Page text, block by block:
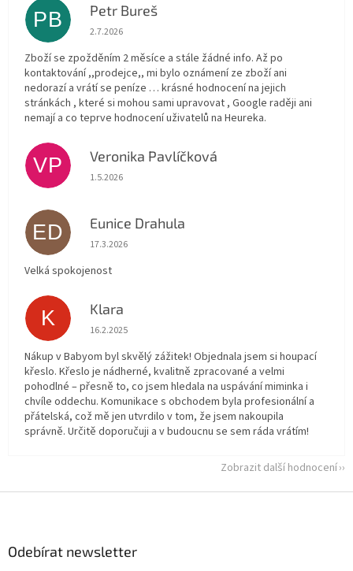
PB Petr Bureš
Hodnocení obchodu je 1 z 5 hvězdiček.
2.7.2026
Zboží se zpožděním 2 měsíce a stále žádné info. Až po
kontaktování ,,prodejce,, mi bylo oznámení ze zboží ani
nedorazí a vrátí se peníze … krásné hodnocení na jejich
stránkách , které si mohou sami upravovat , Google raději ani
nemají a co teprve hodnocení uživatelů na Heureka.
VP Veronika Pavlíčková
Hodnocení obchodu je 5 z 5 hvězdiček.
1.5.2026
ED Eunice Drahula
Hodnocení obchodu je 5 z 5 hvězdiček.
17.3.2026
Velká spokojenost
K Klara
Hodnocení obchodu je 5 z 5 hvězdiček.
16.2.2025
Nákup v Babyom byl skvělý zážitek! Objednala jsem si houpací
křeslo. Křeslo je nádherné, kvalitně zpracované a velmi
pohodlné – přesně to, co jsem hledala na uspávání miminka i
chvíle oddechu. Komunikace s obchodem byla profesionální a
přátelská, což mě jen utvrdilo v tom, že jsem nakoupila
správně. Určitě doporučuji a v budoucnu se sem ráda vrátím!
Zobrazit další hodnocení
Odebírat newsletter